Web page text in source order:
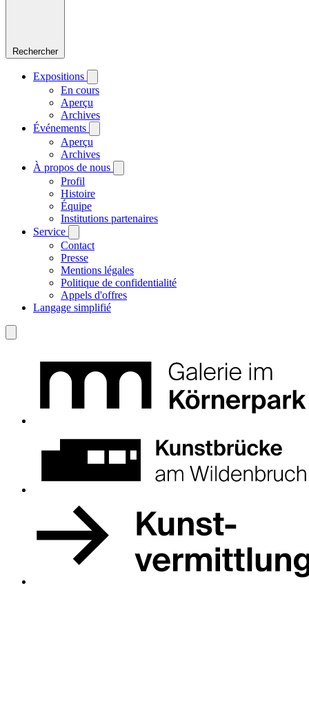
Rechercher
Expositions
En cours
Aperçu
Archives
Événements
Aperçu
Archives
À propos de nous
Profil
Histoire
Équipe
Institutions partenaires
Service
Contact
Presse
Mentions légales
Politique de confidentialité
Appels d'offres
Langage simplifié